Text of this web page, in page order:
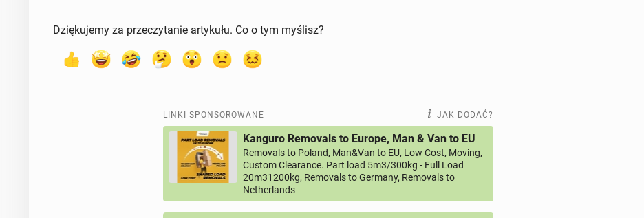
Dziękujemy za przeczytanie artykułu. Co o tym myślisz?
LINKI SPONSOROWANE JAK DODAĆ?
Kanguro Removals to Europe, Man & Van to EU
Removals to Poland, Man&Van to EU, Low Cost, Moving,
Custom Clearance. Part load 5m3/300kg - Full Load
20m31200kg, Removals to Germany, Removals to
Netherlands